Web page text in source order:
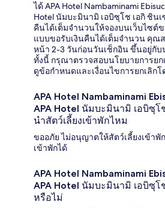
ได้ APA Hotel Nambaminami
Hotel นัมบะมินามิ เอบิซุโช เอกิ ชิน
คืนได้เต็มจำนวนให้จองบนเว็บไซต์
แบบขอรับเงินคืนได้เต็มจำนวน คุณส
หน้า 2-3 วันก่อนวันเช็กอิน ขึ้นอยู่กั
ทั้งนี้ กรุณาตรวจสอบนโยบายการยก
ดูข้อกำหนดและเงื่อนไขการยกเลิกโ
APA Hotel Nambaminami
APA Hotel นัมบะมินามิ เอบิซุ
นำสัตว์เลี้ยงเข้าพักไหม
ขออภัย ไม่อนุญาตให้สัตว์เลี้ยงเข้าพั
เข้าพักได้
APA Hotel Nambaminami
APA Hotel นัมบะมินามิ เอบิซุโ
หรือไม่